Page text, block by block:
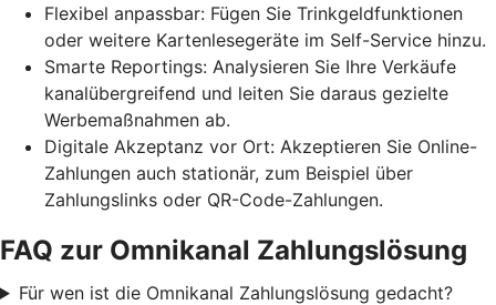
Flexibel anpassbar: Fügen Sie Trinkgeldfunktionen
oder weitere Kartenlesegeräte im Self-Service hinzu.
Smarte Reportings: Analysieren Sie Ihre Verkäufe
kanalübergreifend und leiten Sie daraus gezielte
Werbemaßnahmen ab.
Digitale Akzeptanz vor Ort: Akzeptieren Sie Online-
Zahlungen auch stationär, zum Beispiel über
Zahlungslinks oder QR-Code-Zahlungen.
FAQ zur Omnikanal Zahlungslösung
Für wen ist die Omnikanal Zahlungslösung gedacht?